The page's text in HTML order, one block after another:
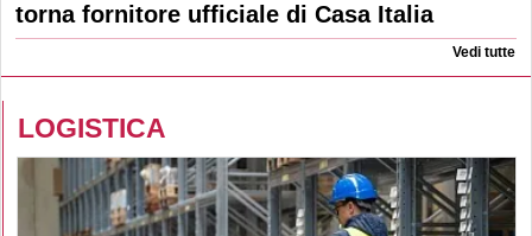
torna fornitore ufficiale di Casa Italia
Vedi tutte
LOGISTICA